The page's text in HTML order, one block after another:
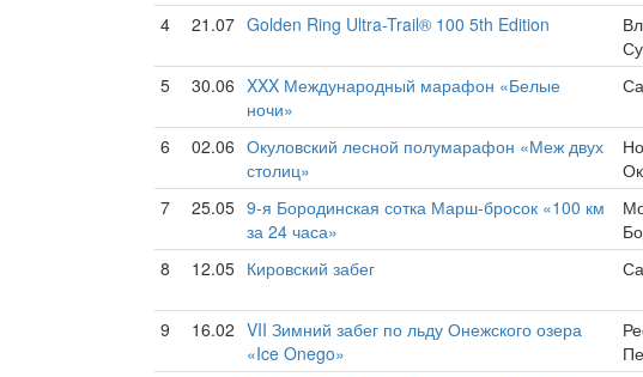
4 21.07 Golden Ring Ultra-Trail® 100 5th Edition
5 30.06 XXX Международный марафон «Белые
ночи»
6 02.06 Окуловский лесной полумарафон «Меж двух
столиц»
7 25.05 9-я Бородинская сотка Марш-бросок «100 км
за 24 часа»
8 12.05 Кировский забег
9 16.02 VII Зимний забег по льду Онежского озера
«Ice Onego»